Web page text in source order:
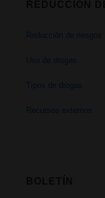
Reducción de riesgos
Uso de drogas
Tipos de drogas
Recursos externos